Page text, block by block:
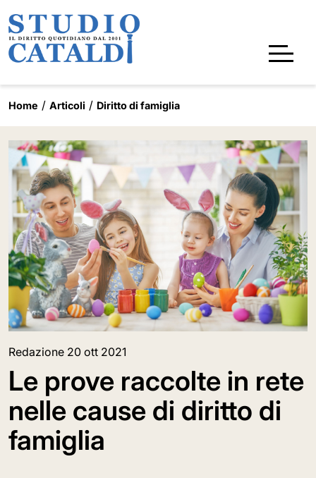
Home Articoli Diritto di famiglia
Redazione 20 ott 2021
Le prove raccolte in rete
nelle cause di diritto di
famiglia